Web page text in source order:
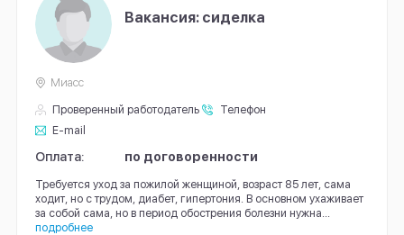
Вакансия: сиделка
Проверенный работодатель
Телефон
E-mail
Миасс
Оплата: по договоренности
Требуется уход за пожилой женщиной, возраст 85 лет, сама
ходит, но с трудом, диабет, гипертония. В основном ухаживает
за собой сама, но в период обострения болезни нужна...
подробнее